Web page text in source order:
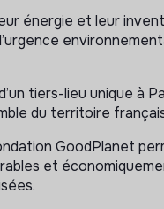
énergie et leur
tiers-lieu unique à
du territoire
GoodPlanet
et